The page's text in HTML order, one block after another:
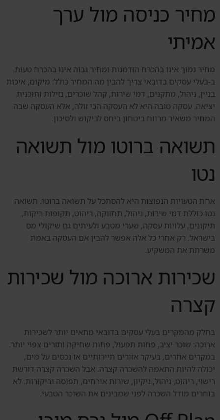
מחיר כניסה מול ערך
אמיתי
מחיר נמוך אינו בהכרח הזדמנות ומחיר גבוה אינו בהכרח טעות.
ב-בעלי עסקים בדובאי צריך להבין מה המחיר כולל: מיקום, איכות
בניין, ניהול, מתקנים, דמי שירות, קהל שוכרים, נזילות ותוכנית
יציאה. עסקה טובה היא לא העסקה הכי זולה, אלא העסקה שבה
המחיר משאיר מרווח ביטחון ביחס לביקוש ולסיכון.
תשואה ברוטו מול תשואה
נטו
אחת הטעויות הנפוצות היא להסתכל על תשואה ברוטו. תשואה
נטו כוללת דמי שירות, ניהול, תחזוקה, ריהוט, תקופות ריקות,
תיקונים, עלויות עסקה, שערי מטבע ולעיתים גם שיקולי מס
בישראל. רק אחרי כל אלה אפשר להבין אם העסקה באמת
משרתת את המשקיע.
שכירות ארוכה מול שכירות
קצרה
בחלק מהמקרים בעלי עסקים בדובאי מתאים יותר לשכירות
ארוכה: שוכר יציב, פחות תפעול, פחות שחיקה ותזרים צפוי יותר.
במקרים אחרים, בעיקר אזורים תיירותיים או נכסים על מים,
יכולה להיות התאמה להשכרה קצרה. אבל השכרה קצרה דורשת
רישוי, ריהוט, ניהול, ניקיון, שירות אורחים, תפוסה וביקורות. לא
בוחרים מודל השכרה לפני שמבינים את השוכר הטבעי.